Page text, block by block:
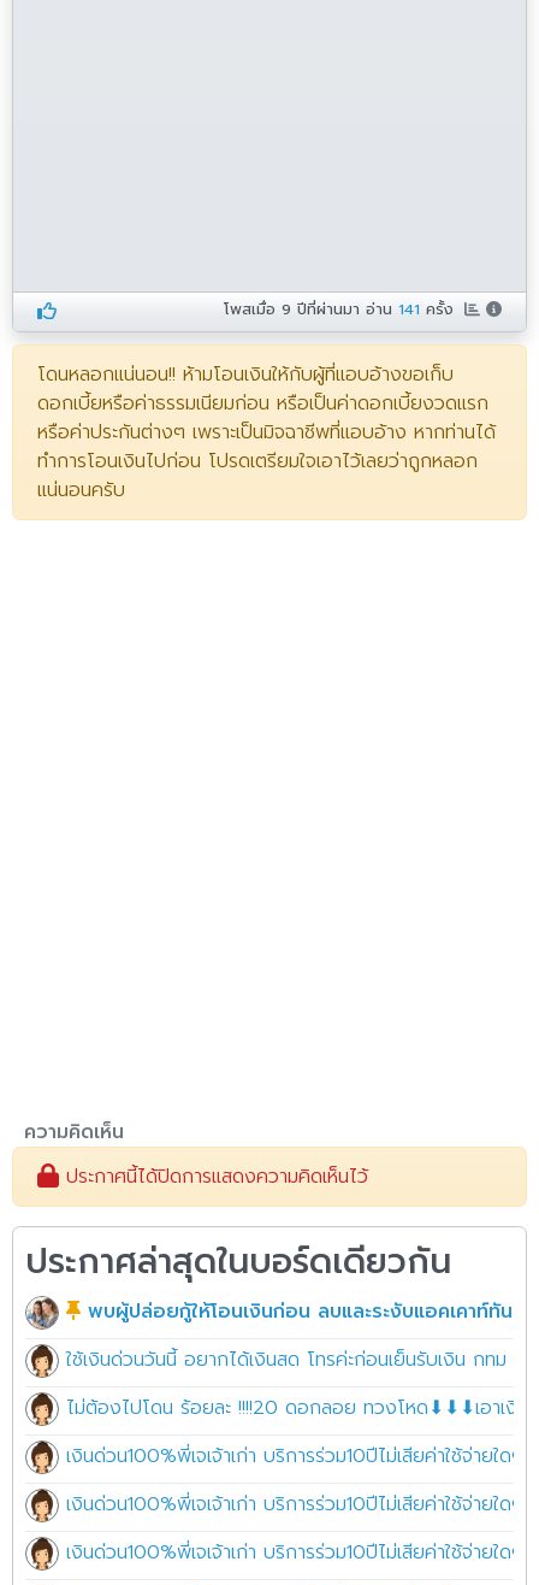
โพสเมื่อ9 ปีที่ผ่านมา อ่าน141 ครั้ง
โดนหลอกแน่นอน!! ห้ามโอนเงินให้กับผู้ที่แอบอ้างขอเก็บ
ดอกเบี้ยหรือค่าธรรมเนียมก่อน หรือเป็นค่าดอกเบี้ยงวดแรก
หรือค่าประกันต่างๆ เพราะเป็นมิจฉาชีพที่แอบอ้าง หากท่านได้
ทำการโอนเงินไปก่อน โปรดเตรียมใจเอาไว้เลยว่าถูกหลอก
แน่นอนครับ
ความคิดเห็น
ประกาศนี้ได้ปิดการแสดงความคิดเห็นไว้
ประกาศล่าสุดในบอร์ดเดียวกัน
พบผู้ปล่อยกู้ให้โอนเงินก่อน ลบและระงับแอคเคาท์ทันที!!
ใช้เงินด่วนวันนี้ อยากได้เงินสด โทรค่ะก่อนเย็นรับเงิน กทม พ
ไม่ต้องไปโดน ร้อยละ !!!!20 ดอกลอย ทวงโหด⬇⬇⬇เอาเงิน
เงินด่วน100%พี่เจเจ้าเก่า บริการร่วม10ปีไม่เสียค่าใช้จ่ายใดๆ
เงินด่วน100%พี่เจเจ้าเก่า บริการร่วม10ปีไม่เสียค่าใช้จ่ายใดๆ
เงินด่วน100%พี่เจเจ้าเก่า บริการร่วม10ปีไม่เสียค่าใช้จ่ายใดๆ